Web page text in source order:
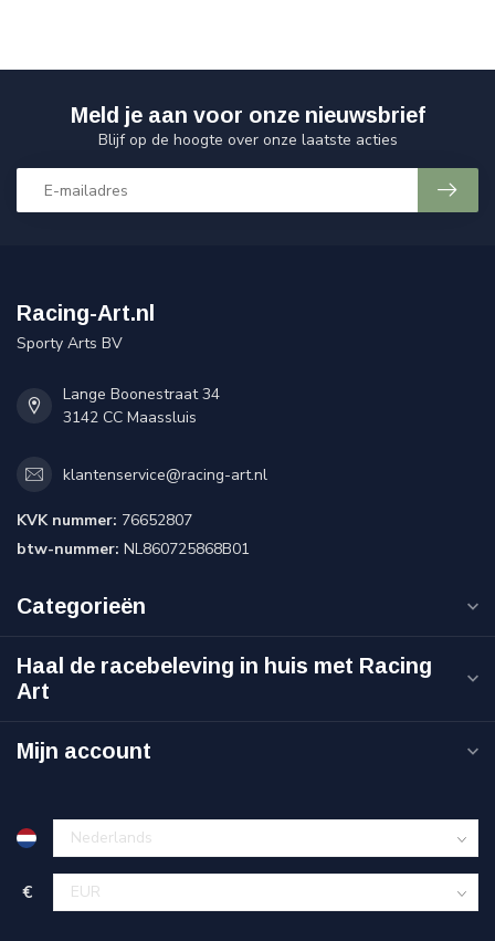
Meld je aan voor onze nieuwsbrief
Blijf op de hoogte over onze laatste acties
Racing-Art.nl
Sporty Arts BV
Lange Boonestraat 34
3142 CC Maassluis
klantenservice@racing-art.nl
KVK nummer: 76652807
btw-nummer: NL860725868B01
Categorieën
Haal de racebeleving in huis met Racing
Art
Mijn account
€